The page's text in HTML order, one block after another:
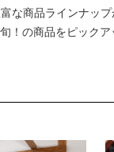
な商品ラインナッ
！の商品をピックア